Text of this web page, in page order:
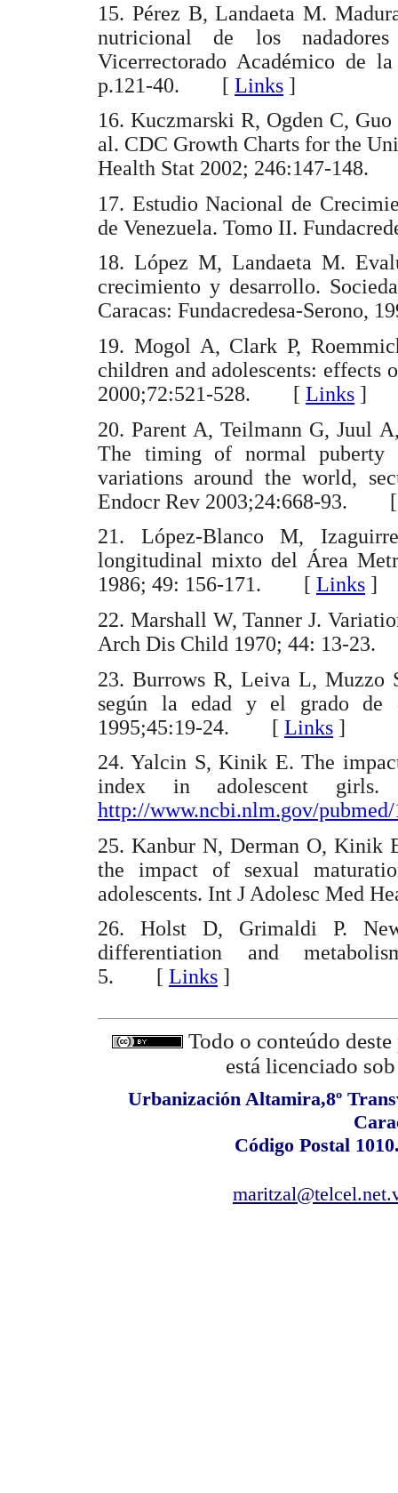
15. Pérez B, Landaeta M.
nutricional de los
Vicerrectorado Académico de
p.121-40. [ Links ]
16. Kuczmarski R, Ogden C,
al. CDC Growth Charts for the
Health Stat 2002; 246:147-
17. Estudio Nacional de
de Venezuela. Tomo II.
18. López M, Landaeta M.
crecimiento y desarrollo.
Caracas: Fundacredesa-
19. Mogol A, Clark P,
children and adolescents:
2000;72:521-528. [ Links ]
20. Parent A, Teilmann G, Juul
The timing of normal
variations around the world,
Endocr Rev 2003;24:668-93.
21. López-Blanco M,
longitudinal mixto del Área
1986; 49: 156-171. [ Links ]
22. Marshall W, Tanner J.
Arch Dis Child 1970; 44: 13-
23. Burrows R, Leiva L, Muzzo
según la edad y el grado de
1995;45:19-24. [ Links ]
24. Yalcin S, Kinik E. The
index in adolescent
http://www.ncbi.nlm.gov/pubmed/
25. Kanbur N, Derman O, Kinik
the impact of sexual
adolescents. Int J Adolesc
26. Holst D, Grimaldi P.
differentiation and
5. [ Links ]
Todo o conteúdo
está licenciado
Urbanización Altamira,8º
Código Postal